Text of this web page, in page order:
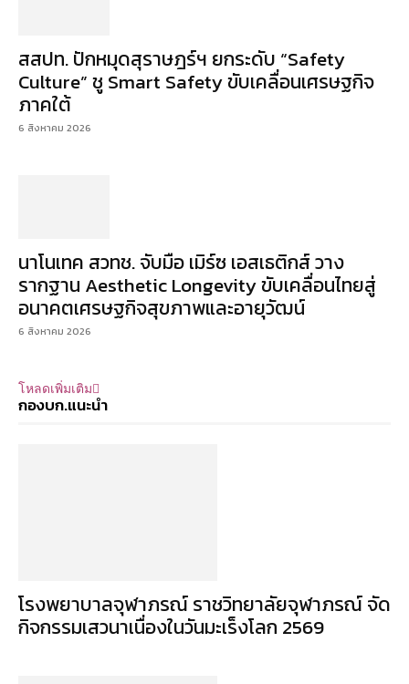
สสปท. ปักหมุดสุราษฎร์ฯ ยกระดับ “Safety
Culture” ชู Smart Safety ขับเคลื่อนเศรษฐกิจ
ภาคใต้
6 สิงหาคม 2026
นาโนเทค สวทช. จับมือ เมิร์ซ เอสเธติกส์ วาง
รากฐาน Aesthetic Longevity ขับเคลื่อนไทยสู่
อนาคตเศรษฐกิจสุขภาพและอายุวัฒน์
6 สิงหาคม 2026
โหลดเพิ่มเติม
กองบก.แนะนำ
โรงพยาบาลจุฬาภรณ์ ราชวิทยาลัยจุฬาภรณ์ จัด
กิจกรรมเสวนาเนื่องในวันมะเร็งโลก 2569